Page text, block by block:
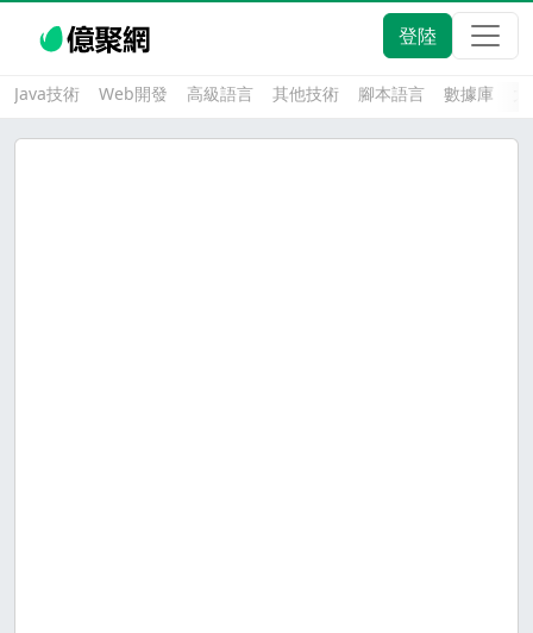
登陸
Java技術 Web開發 高級語言 其他技術 腳本語言 數據庫